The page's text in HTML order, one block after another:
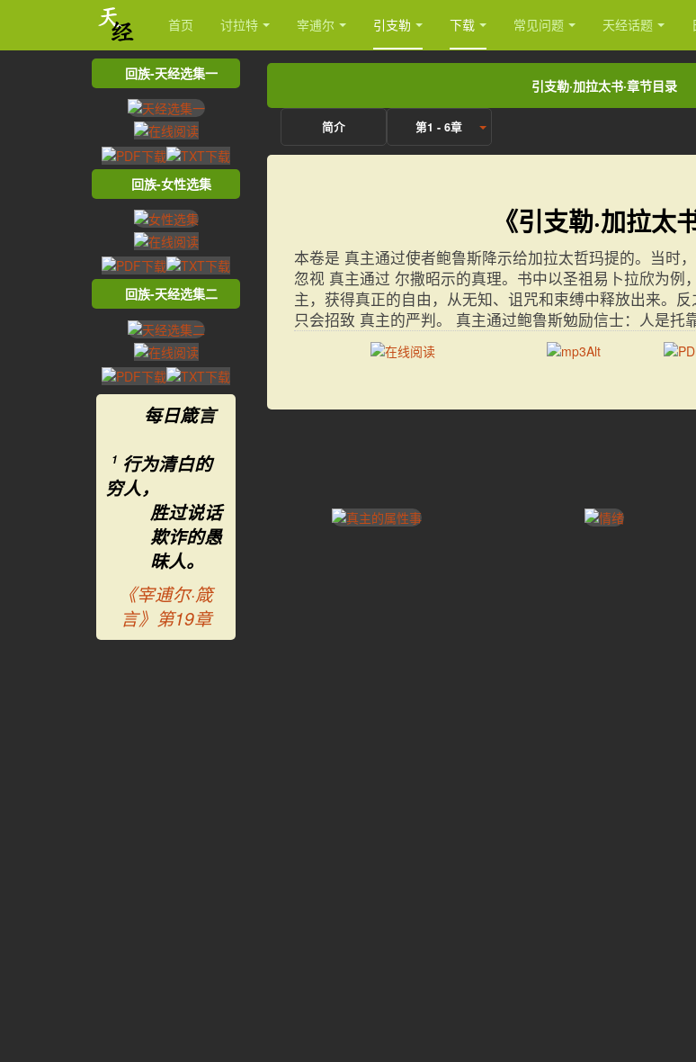
首页 讨拉特 宰逋尔 引支勒 下载 常见问题 天经话题
引支勒·加拉太书·章节目录
简介 第1 - 6章
《引支勒·加拉太
本卷是 真主通过使者鲍鲁斯降示给加拉太哲玛提的。当时
忽视 真主通过 尔撒昭示的真理。书中以圣祖易卜拉欣为例
主，获得真正的自由，从无知、诅咒和束缚中释放出来。反
只会招致 真主的严判。 真主通过鲍鲁斯勉励信士：人是托
回族-天经选集一
回族-女性选集
回族-天经选集二
每日箴言
1 行为清白的
穷人，
胜过说话
欺诈的愚
昧人。
《宰逋尔·箴
言》第19章